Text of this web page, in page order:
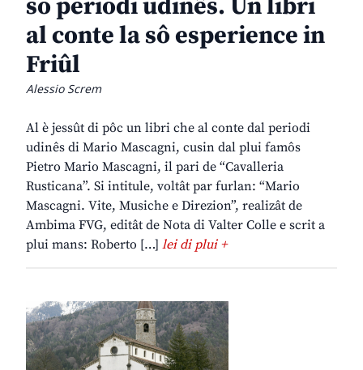
so periodi udinês. Un libri
al conte la sô esperience in
Friûl
Alessio Screm
Al è jessût di pôc un libri che al conte dal periodi
udinês di Mario Mascagni, cusin dal plui famôs
Pietro Mario Mascagni, il pari de “Cavalleria
Rusticana”. Si intitule, voltât par furlan: “Mario
Mascagni. Vite, Musiche e Direzion”, realizât de
Ambima FVG, editât de Nota di Valter Colle e scrit a
plui mans: Roberto […] lei di plui +